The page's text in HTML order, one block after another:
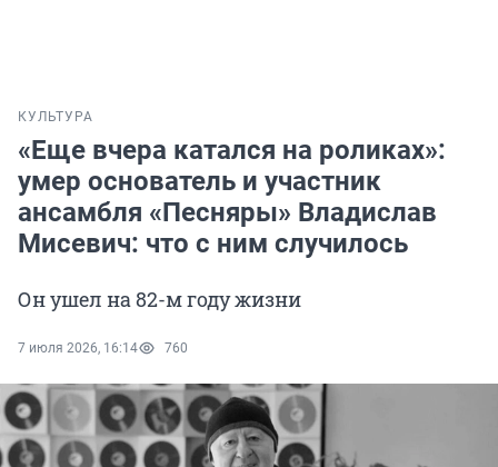
КУЛЬТУРА
«Еще вчера катался на роликах»:
умер основатель и участник
ансамбля «Песняры» Владислав
Мисевич: что с ним случилось
Он ушел на 82-м году жизни
7 июля 2026, 16:14 760